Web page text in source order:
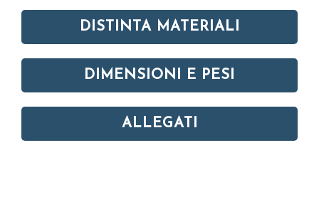
DISTINTA MATERIALI
DIMENSIONI E PESI
ALLEGATI